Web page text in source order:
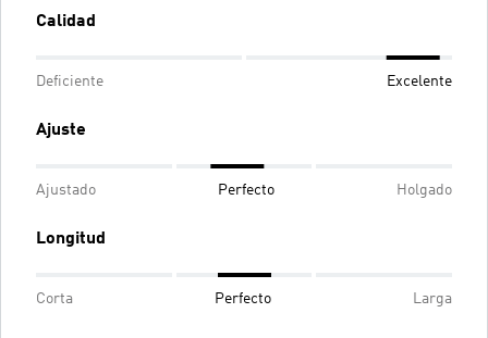
Calidad
Deficiente Excelente
Ajuste
Ajustado Perfecto Holgado
Longitud
Corta Perfecto Larga